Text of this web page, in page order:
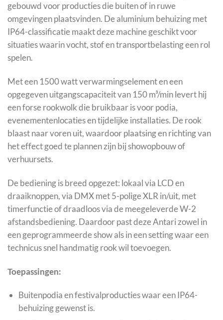
gebouwd voor producties die buiten of in ruwe
omgevingen plaatsvinden. De aluminium behuizing met
IP64-classificatie maakt deze machine geschikt voor
situaties waarin vocht, stof en transportbelasting een rol
spelen.
Met een 1500 watt verwarmingselement en een
opgegeven uitgangscapaciteit van 150 m³/min levert hij
een forse rookwolk die bruikbaar is voor podia,
evenementenlocaties en tijdelijke installaties. De rook
blaast naar voren uit, waardoor plaatsing en richting van
het effect goed te plannen zijn bij showopbouw of
verhuursets.
De bediening is breed opgezet: lokaal via LCD en
draaiknoppen, via DMX met 5-polige XLR in/uit, met
timerfunctie of draadloos via de meegeleverde W-2
afstandsbediening. Daardoor past deze Antari zowel in
een geprogrammeerde show als in een setting waar een
technicus snel handmatig rook wil toevoegen.
Toepassingen:
Buitenpodia en festivalproducties waar een IP64-
behuizing gewenst is.